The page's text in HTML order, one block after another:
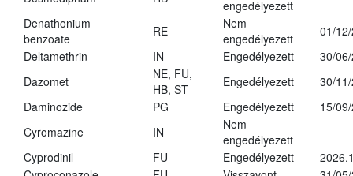
engedélyezett
Denathonium
benzoate
RE
Nem
engedélyezett
01/
Deltamethrin
IN Engedélyezett
30/
Dazomet
NE, FU,
HB, ST
Engedélyezett
30/
Daminozide
PG Engedélyezett
15/
Cyromazine
IN
Nem
engedélyezett
Cyprodinil
FU Engedélyezett